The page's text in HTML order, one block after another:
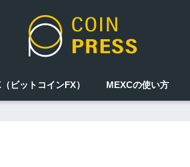
ビットコインFX） MEXCの使い方